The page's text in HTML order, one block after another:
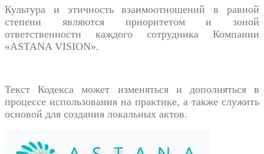
Культура и этичность взаимоотношений в равной
степени являются приоритетом и зоной
ответственности каждого сотрудника Компании
«ASTANA VISION».
Текст Кодекса может изменяться и дополняться в
процессе использования на практике, а также служить
основой для создания локальных актов.